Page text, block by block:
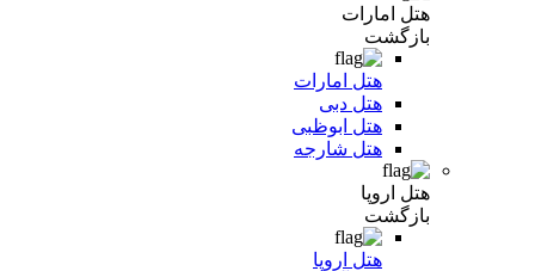
هتل امارات
بازگشت
هتل امارات
هتل دبی
هتل ابوظبی
هتل شارجه
هتل اروپا
بازگشت
هتل اروپا